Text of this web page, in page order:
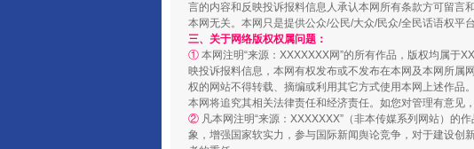
国家大学科技园优化重塑工作
言的内容和反映投诉报料信息人承认本网所有条款方可留言
本网无关。本网只是提供公众/公民/大众/民众/全民话语权平
三、关于网络版权权属问题：
① 本网注明“来源：XXXXXXX网”的所有作品，版权均属于
映投诉报料信息，本网有权发布或不发布在本网及本网所
权的网站不得转载、摘编或利用其它方式使用本网上述作品
本网将追究其相关法律责任和经济责任。如您对管理有意见
② 凡本网注明“来源：XXXXXXX”（非本传媒系列网站）的
象，增强国家软实力，参与国际新闻舆论竞争，对于建设创